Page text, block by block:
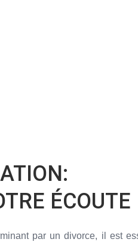
ÉCOUTE
par un divorce, il est